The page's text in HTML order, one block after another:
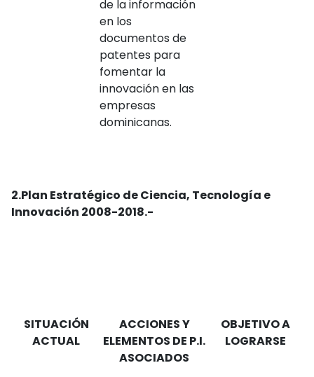
de la información
en los
documentos de
patentes para
fomentar la
innovación en las
empresas
dominicanas.
2.Plan Estratégico de Ciencia, Tecnología e
Innovación 2008-2018.-
SITUACIÓN
ACTUAL
ACCIONES Y
ELEMENTOS DE P.I.
ASOCIADOS
OBJETIVO A
LOGRARSE